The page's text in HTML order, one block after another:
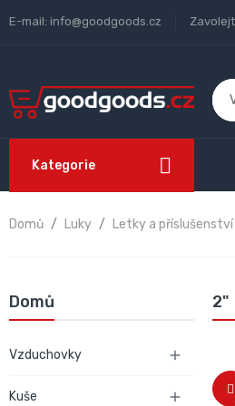
E-mail: info@goodgoods.cz
Kategorie
Domů Luky Letky a příslušenství
Domů
Vzduchovky 
Kuše 
2"